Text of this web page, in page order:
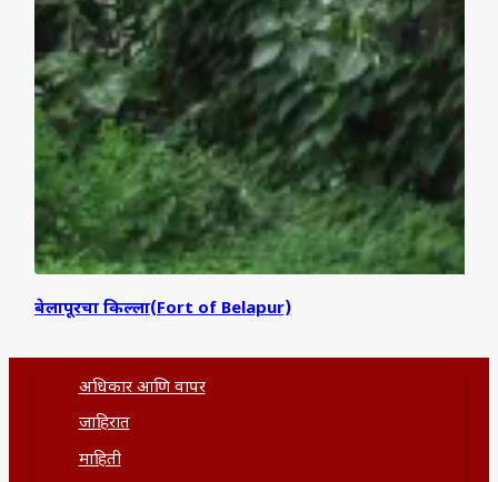
बेलापूरचा किल्ला(Fort of Belapur)
अधिकार आणि वापर
जाहिरात
माहिती